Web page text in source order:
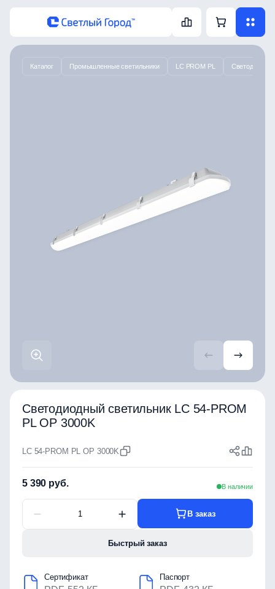
Каталог Промышленные светильники LC PROM PL
Светодиодный светильник LC 54-PROM
PL OP 3000K
LC 54-PROM PL OP 3000K
5 390 руб. В наличии
В заказ
Быстрый заказ
Сертификат Паспорт